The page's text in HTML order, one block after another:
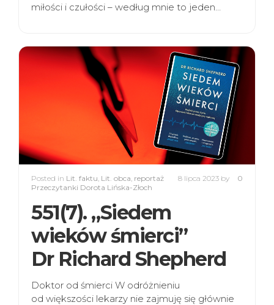
miłości i czułości – według mnie to jeden…
0
Posted in Lit. faktu, Lit. obca, reportaż 8 lipca 2023 by
Przeczytanki Dorota Lińska-Złoch
551(7). „Siedem
wieków śmierci”
Dr Richard Shepherd
Doktor od śmierci W odróżnieniu
od większości lekarzy nie zajmuję się głównie